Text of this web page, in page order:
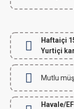
Haftaiçi
Yurtiçi
Mutlu
Havale/